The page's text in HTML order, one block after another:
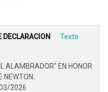
DECLARACION
Texto
ALAMBRADOR" EN HONOR
2026